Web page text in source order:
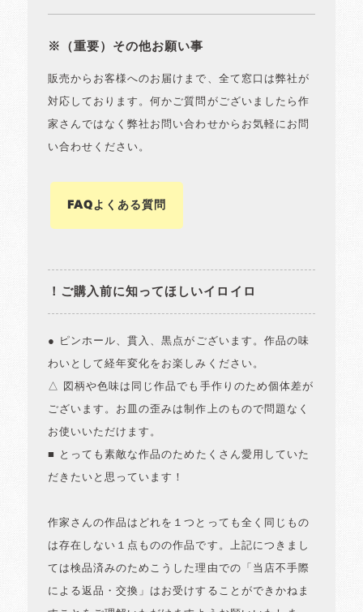
※（重要）その他お願い事
販売からお客様へのお届けまで、全て窓口は弊社が
対応しております。何かご質問がございましたら作
家さんではなく弊社お問い合わせからお気軽にお問
い合わせください。
FAQよくある質問
！ご購入前に知ってほしいイロイロ
● ピンホール、貫入、黒点がございます。作品の味
わいとして経年変化をお楽しみください。
△ 図柄や色味は同じ作品でも手作りのため個体差が
ございます。お皿の歪みは制作上のもので問題なく
お使いいただけます。
■ とっても素敵な作品のためたくさん愛用していた
だきたいと思っています！
作家さんの作品はどれを１つとっても全く同じもの
は存在しない１点ものの作品です。上記につきまし
ては検品済みのためこうした理由での「当店不手際
による返品・交換」はお受けすることができかねま